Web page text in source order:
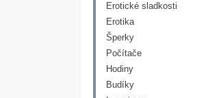
Erotické sladkosti
Erotika
Šperky
Počítače
Hodiny
Budíky